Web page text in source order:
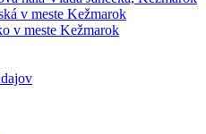
v meste Kežmarok
v meste Kežmarok